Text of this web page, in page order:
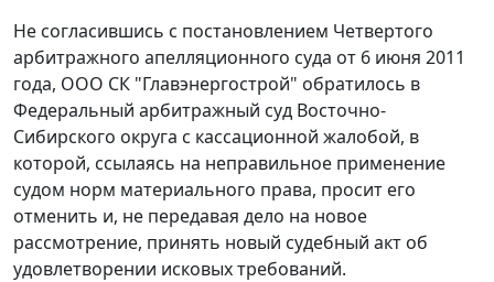
Не согласившись с постановлением Четвертого
арбитражного апелляционного суда от 6 июня 2011
года, ООО СК "Главэнергострой" обратилось в
Федеральный арбитражный суд Восточно-
Сибирского округа с кассационной жалобой, в
которой, ссылаясь на неправильное применение
судом норм материального права, просит его
отменить и, не передавая дело на новое
рассмотрение, принять новый судебный акт об
удовлетворении исковых требований.